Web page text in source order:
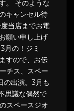
。 そのような
キャンセル待
当店までお電
願い申し上げ
月の！ジミ
すので、お伝
チス、スペー
の出演。3月も
思議な偶然で
スペースジオ